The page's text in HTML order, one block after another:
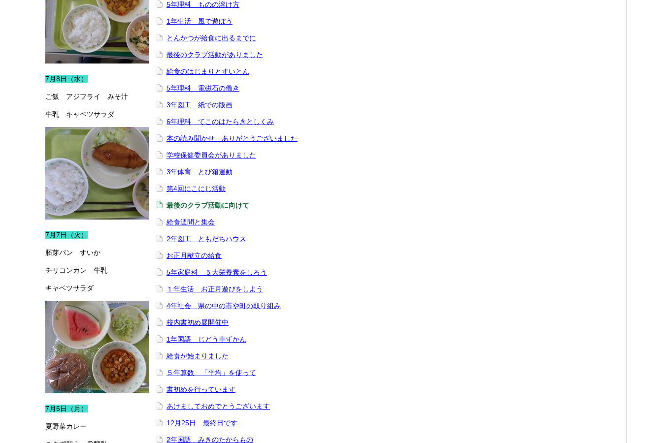
7月8日（水）
ご飯 アジフライ みそ汁
牛乳 キャベツサラダ
7月7日（火）
胚芽パン すいか
チリコンカン 牛乳
キャベツサラダ
7月6日（月）
夏野菜カレー
5年理科 ものの溶け方
1年生活 風で遊ぼう
とんかつが給食に出るまでに
最後のクラブ活動がありました
給食のはじまりとすいとん
5年理科 電磁石の働き
3年図工 紙での版画
6年理科 てこのはたらきとしくみ
本の読み聞かせ ありがとうございました
学校保健委員会がありました
3年体育 とび箱運動
第4回にこにじ活動
最後のクラブ活動に向けて
給食週間と集会
2年図工 ともだちハウス
お正月献立の給食
5年家庭科 ５大栄養素をしろう
１年生活 お正月遊びをしよう
4年社会 県の中の市や町の取り組み
校内書初め展開催中
1年国語 じどう車ずかん
給食が始まりました
５年算数 「平均」を使って
書初めを行っています
あけましておめでとうございます
12月25日 最終日です
2年国語 みきのたからもの